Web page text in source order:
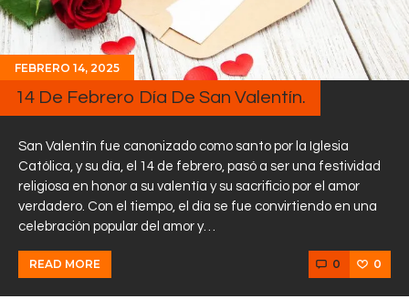
Programas
Noticias
Equipo
Sobre Nosotros
Contactos
FEBRERO 14, 2025
14 De Febrero Día De San Valentín.
San Valentín fue canonizado como santo por la Iglesia
Católica, y su día, el 14 de febrero, pasó a ser una festividad
religiosa en honor a su valentía y su sacrificio por el amor
verdadero. Con el tiempo, el día se fue convirtiendo en una
celebración popular del amor y…
READ MORE 0 0